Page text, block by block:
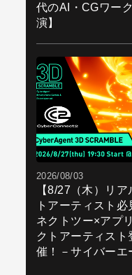
代のAI・CGワー
演】
2026/08/03
【8/27（木）リ
トアーティスト
ネクトツー×アプ
クトアーティスト
催！－サイバーエ